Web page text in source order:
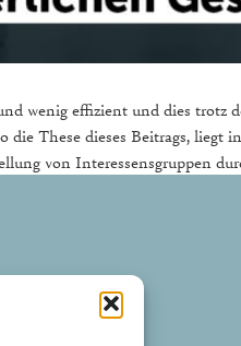
wenig effizient und dies
These dieses Beitrags,
von Interessensgruppen